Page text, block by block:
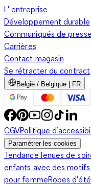
L' entreprise
Développement durable
Communiqués de presse
Carrières
Contact magasin
Se rétracter du contract
België / Belgique | FR
CGVPolitique
Paramétrer les cookies
TendanceTenues de
enfants avec des
pour femmeRobes d'été